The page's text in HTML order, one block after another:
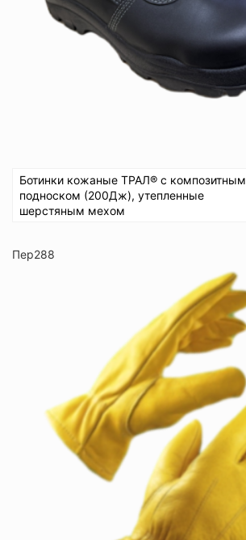
Ботинки кожаные ТРАЛ® с композитным
подноском (200Дж), утепленные
шерстяным мехом
Пер288